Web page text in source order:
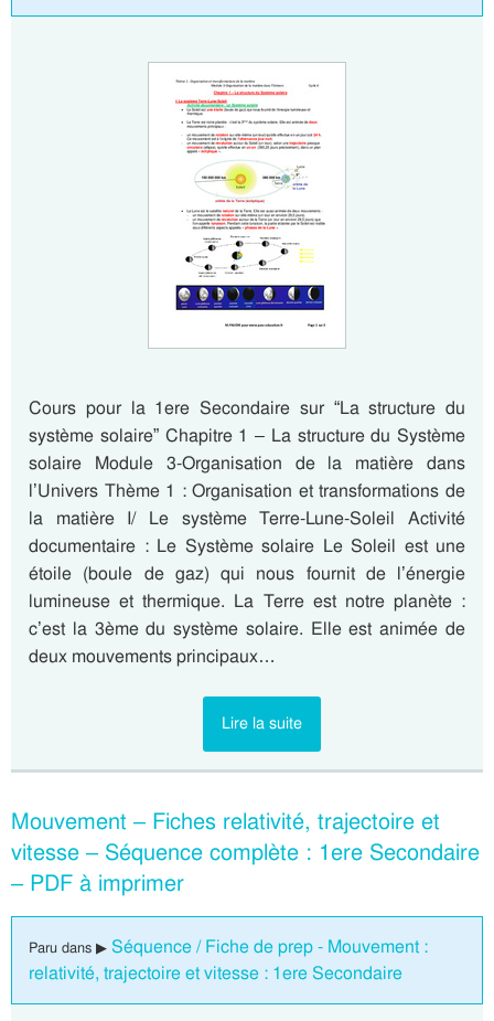
Cours pour la 1ere Secondaire sur “La structure du
système solaire” Chapitre 1 – La structure du Système
solaire Module 3-Organisation de la matière dans
l’Univers Thème 1 : Organisation et transformations de
la matière I/ Le système Terre-Lune-Soleil Activité
documentaire : Le Système solaire Le Soleil est une
étoile (boule de gaz) qui nous fournit de l’énergie
lumineuse et thermique. La Terre est notre planète :
c’est la 3ème du système solaire. Elle est animée de
deux mouvements principaux…
Lire la suite
Mouvement – Fiches relativité, trajectoire et
vitesse – Séquence complète : 1ere Secondaire
– PDF à imprimer
Paru dans ▶ Séquence / Fiche de prep - Mouvement :
relativité, trajectoire et vitesse : 1ere Secondaire